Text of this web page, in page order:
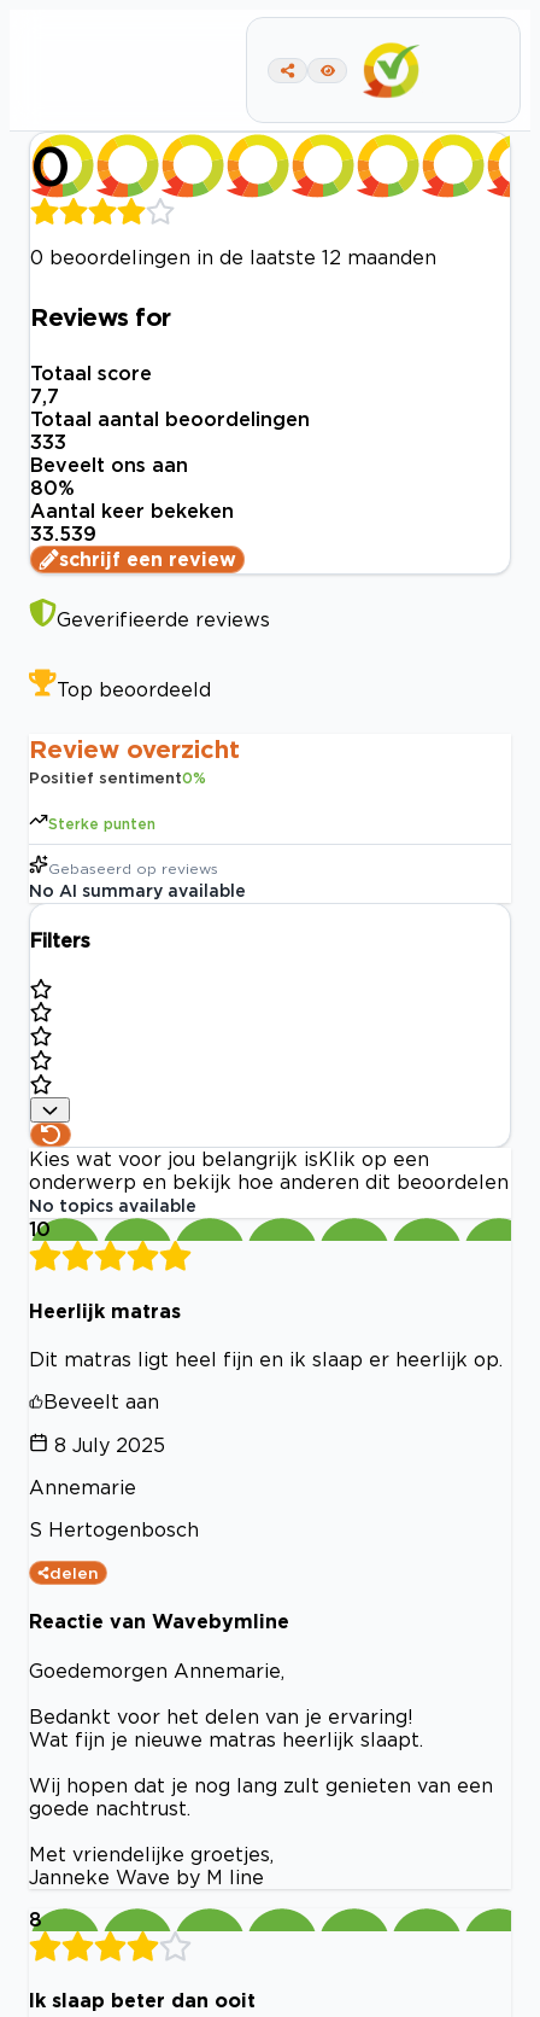
0
0 beoordelingen in de laatste 12 maanden
Reviews for
Totaal score
7,7
Totaal aantal beoordelingen
333
Beveelt ons aan
80%
Aantal keer bekeken
33.539
schrijf een review
Geverifieerde reviews
Top beoordeeld
Review overzicht
Positief sentiment0%
Sterke punten
Gebaseerd op reviews
No AI summary available
Filters
Kies wat voor jou belangrijk is Klik op een
onderwerp en bekijk hoe anderen dit beoordelen
No topics available
10
Heerlijk matras
Dit matras ligt heel fijn en ik slaap er heerlijk op.
Beveelt aan
8 July 2025
Annemarie
S Hertogenbosch
delen
Reactie van Wavebymline
Goedemorgen Annemarie,
Bedankt voor het delen van je ervaring!
Wat fijn je nieuwe matras heerlijk slaapt.
Wij hopen dat je nog lang zult genieten van een
goede nachtrust.
Met vriendelijke groetjes,
Janneke Wave by M line
8
Ik slaap beter dan ooit